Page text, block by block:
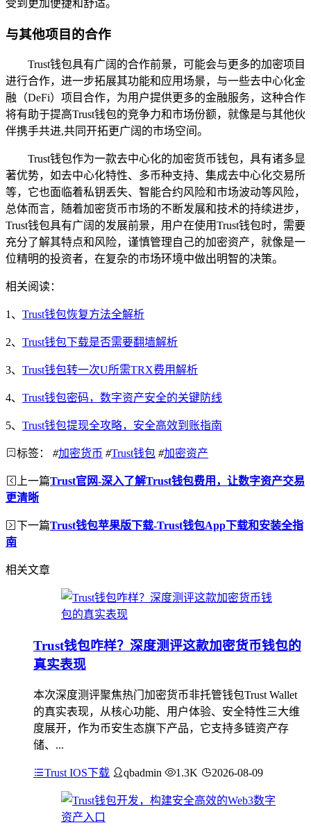
受到更加便捷和舒适。
与其他项目的合作
Trust钱包具有广阔的合作前景，可能会与更多的加密项目
进行合作，进一步拓展其功能和应用场景，与一些去中心化金
融（DeFi）项目合作，为用户提供更多的金融服务，这种合作
将有助于提高Trust钱包的竞争力和市场份额，就像是与其他伙
伴携手共进,共同开拓更广阔的市场空间。
Trust钱包作为一款去中心化的加密货币钱包，具有诸多显
著优势，如去中心化特性、多币种支持、集成去中心化交易所
等，它也面临着私钥丢失、智能合约风险和市场波动等风险，
总体而言，随着加密货币市场的不断发展和技术的持续进步，
Trust钱包具有广阔的发展前景，用户在使用Trust钱包时，需要
充分了解其特点和风险，谨慎管理自己的加密资产，就像是一
位精明的投资者，在复杂的市场环境中做出明智的决策。
相关阅读：
1、 Trust钱包恢复方法全解析
2、 Trust钱包下载是否需要翻墙解析
3、 Trust钱包转一次U所需TRX费用解析
4、 Trust钱包密码，数字资产安全的关键防线
5、 Trust钱包提现全攻略，安全高效到账指南
标签： #加密货币 #Trust钱包 #加密资产
上一篇Trust官网-深入了解Trust钱包费用，让数字资产交易
更清晰
下一篇Trust钱包苹果版下载-Trust钱包App下载和安装全指
南
相关文章
Trust钱包咋样？深度测评这款加密货币钱包的
真实表现
本次深度测评聚焦热门加密货币非托管钱包Trust Wallet
的真实表现，从核心功能、用户体验、安全特性三大维
度展开，作为币安生态旗下产品，它支持多链资产存
储、...
Trust IOS下载 qbadmin 1.3K 2026-08-09